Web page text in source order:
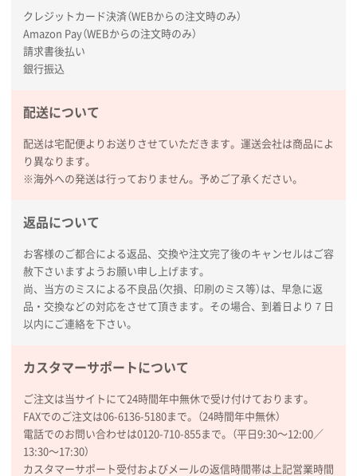
枚
2026年01月27日 13:12
毎年注文しており、信頼できるから。出来上がりも満
熊本県S社様
ぺんてる ビクーニャフィール1000枚
2026年01月26日 15:45
印刷範囲が広かったから、取扱商品
新潟県R社様
2026年01月16日 10:53
納期が比較的短く、ロット数が豊富に選べて価格が安
かったため
山口県P社様
③1枚
希望の商品の取り扱いがあったので
大阪府のお客様
厚手コットンマチ付トートL ナチュラル(A4対応)
クレジットカード決済（WEBからの注文時のみ）
Amazon Pay（WEBからの注文時のみ）
請求書後払い
銀行振込
配送について
配送は宅配便よりお送りさせていただきます。運送会社は商品によ
り異なります。
※海外への発送は行っておりません。予めご了承ください。
返品について
お客様のご都合による返品、交換や注文完了後のキャンセルはご容
赦下さいますようお願い申し上げます。
尚、当方のミスによる不良品（欠損、印刷のミス等）は、早急に返
品・交換などの対応をさせて頂きます。その場合、到着日より７日
以内にご連絡を下さい。
カスタマーサポートについて
ご注文は当サイトにて24時間年中無休で受け付けております。
FAXでのご注文は06-6136-5180まで。（24時間年中無休）
電話でのお問い合わせは0120-710-855まで。（平日9:30〜12:00／
13:30〜17:30）
カスタマーサポート受付およびメールの返信時間帯は上記営業時間